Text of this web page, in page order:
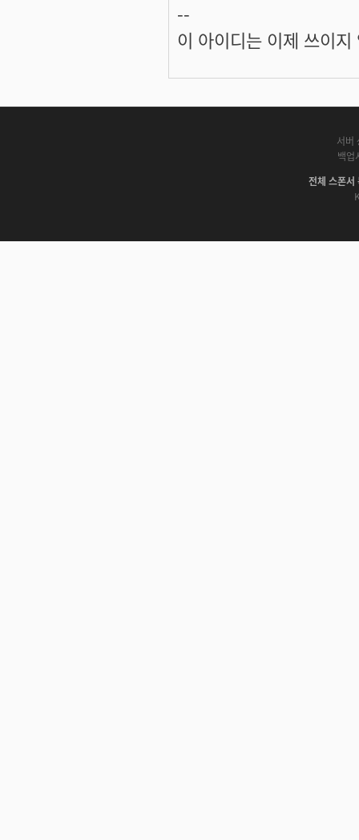
--
이 아이디는 이제 쓰이지
서버
백업
전체 스폰서